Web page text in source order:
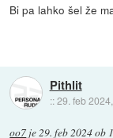
Bi pa lahko šel že
Pithlit
::29. feb
oo7 je29. feb 2024 ob